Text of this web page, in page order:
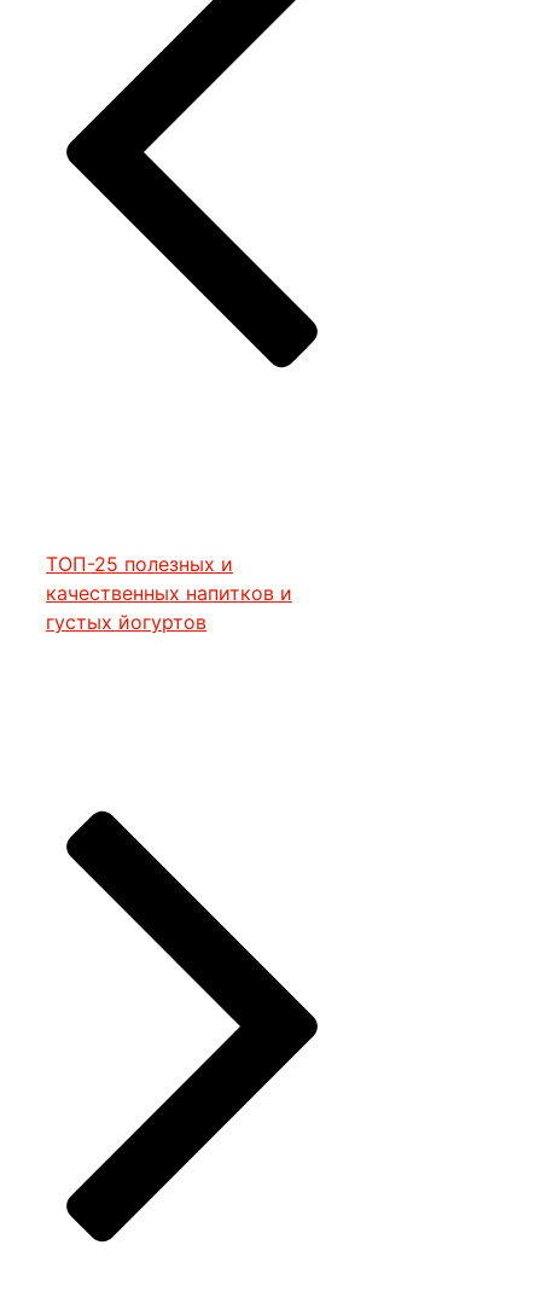
ТОП-25 полезных и
качественных напитков и
густых йогуртов